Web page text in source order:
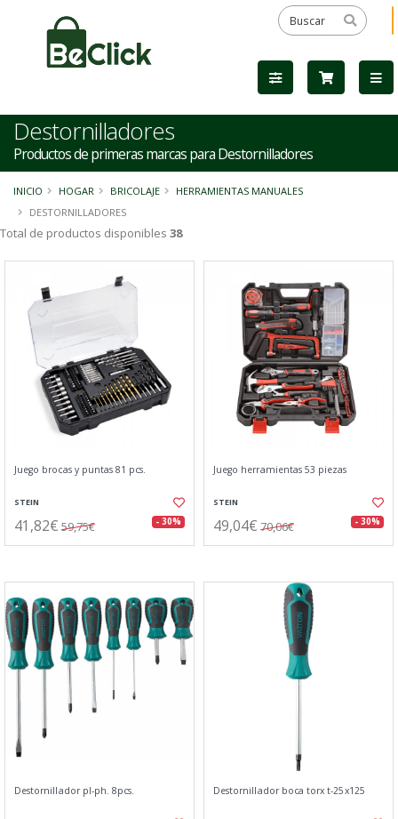
Destornilladores
Productos de primeras marcas para Destornilladores
INICIO HOGAR BRICOLAJE
HERRAMIENTAS MANUALES
DESTORNILLADORES
Total de productos disponibles 38
Juego brocas y puntas 81 pcs.
STEIN
41,82€ 59,75€ - 30%
Juego herramientas 53 piezas
STEIN
49,04€ 70,06€ - 30%
Destornillador pl-ph. 8pcs. Destornillador boca torx t-25x125